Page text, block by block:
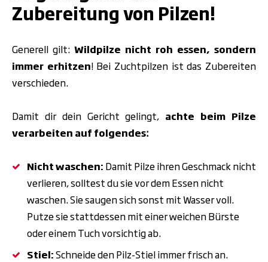
Zubereitung von Pilzen!
Generell gilt: Wildpilze nicht roh essen, sondern
immer erhitzen! Bei Zuchtpilzen ist das Zubereiten
verschieden.
Damit dir dein Gericht gelingt, achte beim Pilze
verarbeiten auf folgendes:
Nicht waschen: Damit Pilze ihren Geschmack nicht
verlieren, solltest du sie vor dem Essen nicht
waschen. Sie saugen sich sonst mit Wasser voll.
Putze sie stattdessen mit einer weichen Bürste
oder einem Tuch vorsichtig ab.
Stiel:Schneide den Pilz-Stiel immer frisch an.